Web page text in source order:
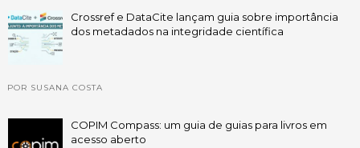
Crossref e DataCite lançam guia sobre importância
dos metadados na integridade científica
POR SUSANA COSTA
COPIM Compass: um guia de guias para livros em
acesso aberto